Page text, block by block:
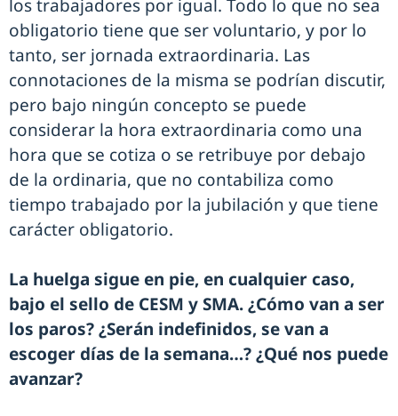
los trabajadores por igual. Todo lo que no sea
obligatorio tiene que ser voluntario, y por lo
tanto, ser jornada extraordinaria. Las
connotaciones de la misma se podrían discutir,
pero bajo ningún concepto se puede
considerar la hora extraordinaria como una
hora que se cotiza o se retribuye por debajo
de la ordinaria, que no contabiliza como
tiempo trabajado por la jubilación y que tiene
carácter obligatorio.
La huelga sigue en pie, en cualquier caso,
bajo el sello de CESM y SMA. ¿Cómo van a ser
los paros? ¿Serán indefinidos, se van a
escoger días de la semana…? ¿Qué nos puede
avanzar?